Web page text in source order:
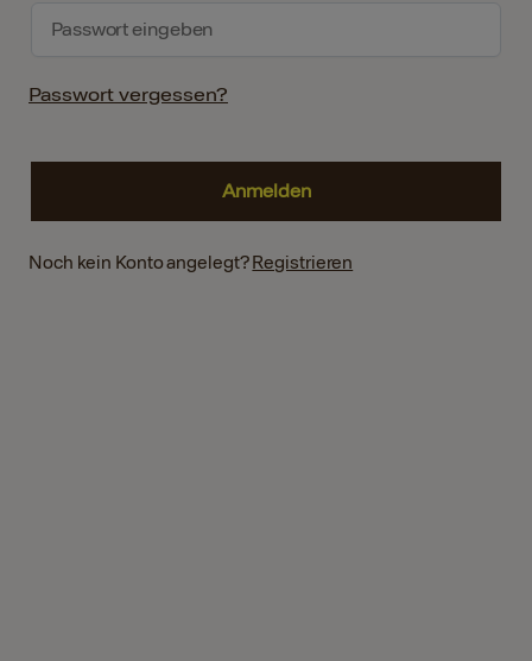
Passwort vergessen?
Noch kein Konto angelegt? Registrieren